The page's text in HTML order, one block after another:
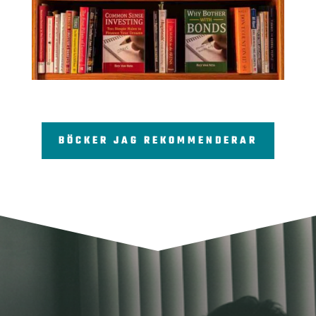
BÖCKER JAG REKOMMENDERAR